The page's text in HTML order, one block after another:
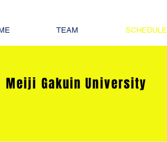
TEAM SCHEDULE
Meiji Gakuin University